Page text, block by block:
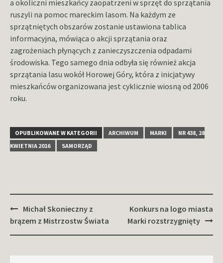
a okoliczni mieszkańcy zaopatrzeni w sprzęt do sprzątania
ruszyli na pomoc mareckim lasom. Na każdym ze
sprzątniętych obszarów zostanie ustawiona tablica
informacyjna, mówiąca o akcji sprzątania oraz
zagrożeniach płynących z zanieczyszczenia odpadami
środowiska. Tego samego dnia odbyła się również akcja
sprzątania lasu wokół Horowej Góry, która z inicjatywy
mieszkańców organizowana jest cyklicznie wiosną od 2006
roku.
OPUBLIKOWANE W KATEGORII ARCHIWUM MARKI
NR 438, 28
KWIETNIA 2016
SAMORZĄD
Zobacz
wpisy
Michał Skonieczny z
brązem z Mistrzostw Świata
Konkurs na logo miasta
Marki rozstrzygnięty